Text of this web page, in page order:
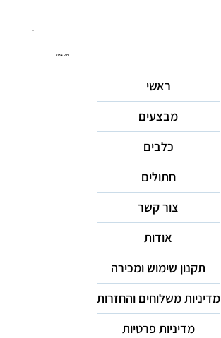
ניווט באתר
ראשי
מבצעים
כלבים
חתולים
צור קשר
אודות
תקנון שימוש ומכירה
מדיניות משלוחים והחזרות
מדיניות פרטיות